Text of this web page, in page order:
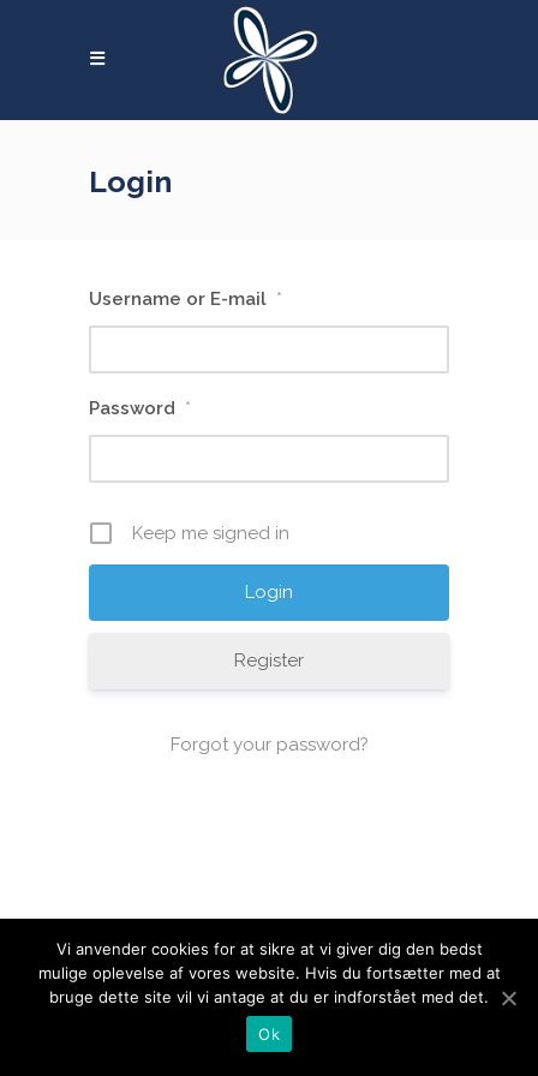
Login
Username or E-mail *
Password *
Keep me signed in
Register
Forgot your password?
Vi anvender cookies for at sikre at vi giver dig den bedst
mulige oplevelse af vores website. Hvis du fortsætter med at
bruge dette site vil vi antage at du er indforstået med det.
Ok